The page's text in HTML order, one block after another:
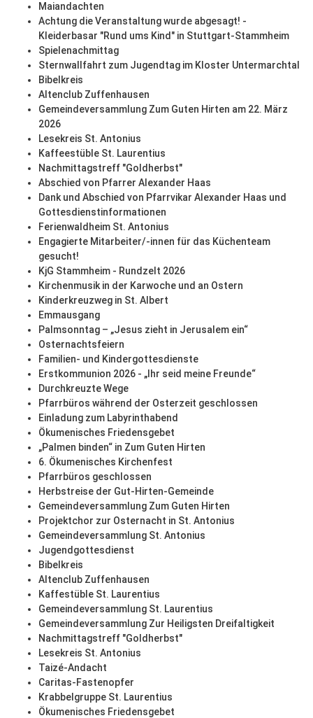
Maiandachten
Achtung die Veranstaltung wurde abgesagt! -
Kleiderbasar "Rund ums Kind" in Stuttgart-Stammheim
Spielenachmittag
Sternwallfahrt zum Jugendtag im Kloster Untermarchtal
Bibelkreis
Altenclub Zuffenhausen
Gemeindeversammlung Zum Guten Hirten am 22. März
2026
Lesekreis St. Antonius
Kaffeestüble St. Laurentius
Nachmittagstreff "Goldherbst"
Abschied von Pfarrer Alexander Haas
Dank und Abschied von Pfarrvikar Alexander Haas und
Gottesdienstinformationen
Ferienwaldheim St. Antonius
Engagierte Mitarbeiter/-innen für das Küchenteam
gesucht!
KjG Stammheim - Rundzelt 2026
Kirchenmusik in der Karwoche und an Ostern
Kinderkreuzweg in St. Albert
Emmausgang
Palmsonntag – „Jesus zieht in Jerusalem ein“
Osternachtsfeiern
Familien- und Kindergottesdienste
Erstkommunion 2026 - „Ihr seid meine Freunde“
Durchkreuzte Wege
Pfarrbüros während der Osterzeit geschlossen
Einladung zum Labyrinthabend
Ökumenisches Friedensgebet
„Palmen binden“ in Zum Guten Hirten
6. Ökumenisches Kirchenfest
Pfarrbüros geschlossen
Herbstreise der Gut-Hirten-Gemeinde
Gemeindeversammlung Zum Guten Hirten
Projektchor zur Osternacht in St. Antonius
Gemeindeversammlung St. Antonius
Jugendgottesdienst
Bibelkreis
Altenclub Zuffenhausen
Kaffestüble St. Laurentius
Gemeindeversammlung St. Laurentius
Gemeindeversammlung Zur Heiligsten Dreifaltigkeit
Nachmittagstreff "Goldherbst"
Lesekreis St. Antonius
Taizé-Andacht
Caritas-Fastenopfer
Krabbelgruppe St. Laurentius
Ökumenisches Friedensgebet